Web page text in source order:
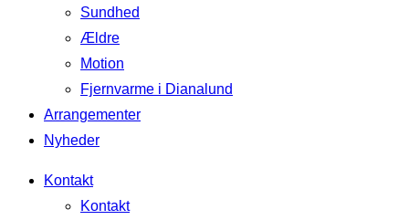
Sundhed
Ældre
Motion
Fjernvarme i Dianalund
Arrangementer
Nyheder
Kontakt
Kontakt